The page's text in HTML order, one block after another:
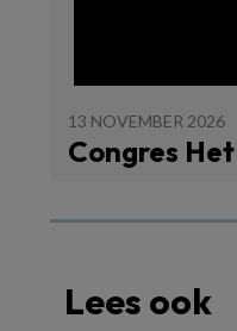
13 NOVEMBER 2026
Congres
Lees ook